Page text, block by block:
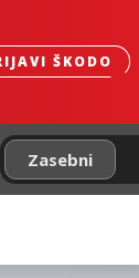
ŠKODO
Zasebni